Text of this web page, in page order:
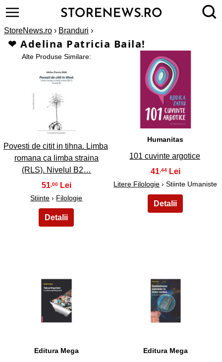
StoreNews.ro › Branduri ›
❤ Adelina Patricia Baila!
Alte Produse Similare:
1
Povesti de citit in tihna. Limba
romana ca limba straina
(RLS). Nivelul B2…
51 ,00
Stiinte › Filologie
2
Humanitas
101 cuvinte argotice
41,44
Litere Filologie › Stiinte Umaniste
3
Editura Mega
4
Editura Mega